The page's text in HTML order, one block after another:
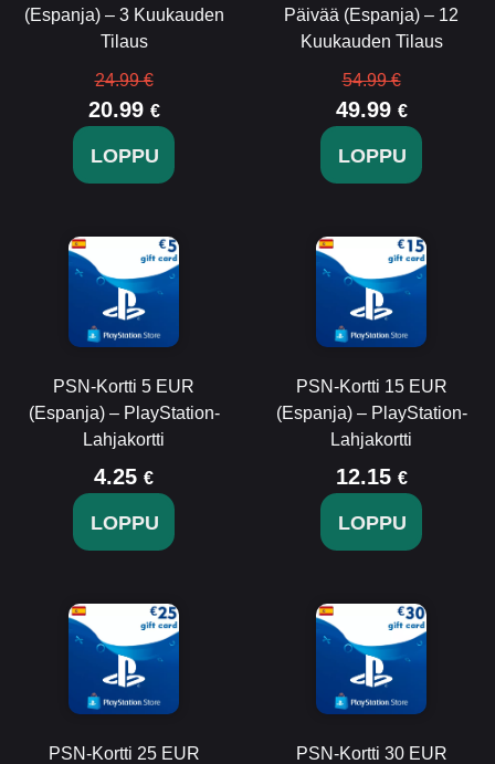
(Espanja) – 3 Kuukauden
Tilaus
24.99 €
20.99 €
LOPPU
Päivää (Espanja) – 12
Kuukauden Tilaus
54.99 €
49.99 €
LOPPU
PSN-Kortti 5 EUR
(Espanja) – PlayStation-
Lahjakortti
4.25 €
LOPPU
PSN-Kortti 15 EUR
(Espanja) – PlayStation-
Lahjakortti
12.15 €
LOPPU
PSN-Kortti 25 EUR
PSN-Kortti 30 EUR